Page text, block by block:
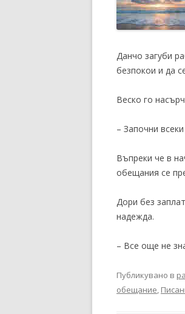
Данчо загуби
безпокои и да
Веско го
– Започни
Въпреки че в
обещания се
Дори без
надежда.
– Все още не
Публикувано в
обещание,